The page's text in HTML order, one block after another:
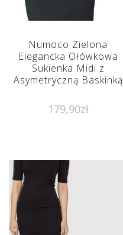
Numoco Zielona
Elegancka Ołówkowa
Sukienka Midi z
Asymetryczną Baskinką
179,90zł